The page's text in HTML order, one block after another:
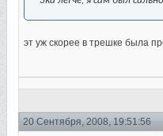
эт уж скорее в трешке была
20 Сентября, 2008, 19:51:56